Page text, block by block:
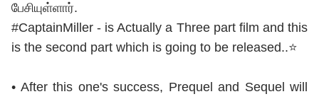
பேசியுள்ளார்.
#CaptainMiller - is Actually a Three part film and this
is the second part which is going to be released..⭐
• After this one's success, Prequel and Sequel will